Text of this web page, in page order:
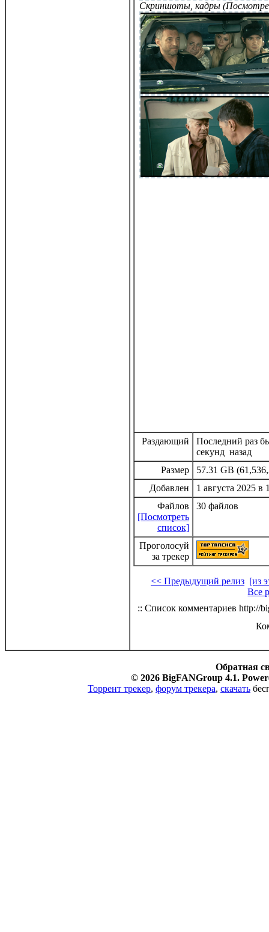
Скриншоты, кадры
Раздающий
Последний раз
секунд назад
Размер
57.31 GB
Добавлен
1 августа 2025 в
Файлов
[Посмотреть
список]
30 файлов
Проголосуй
за трекер
<< Предыдущий релиз [из
Все
:: Список комментариев http://
Обратная
© 2026 BigFANGroup 4.1.
Торрент трекер, форум трекера, скачать